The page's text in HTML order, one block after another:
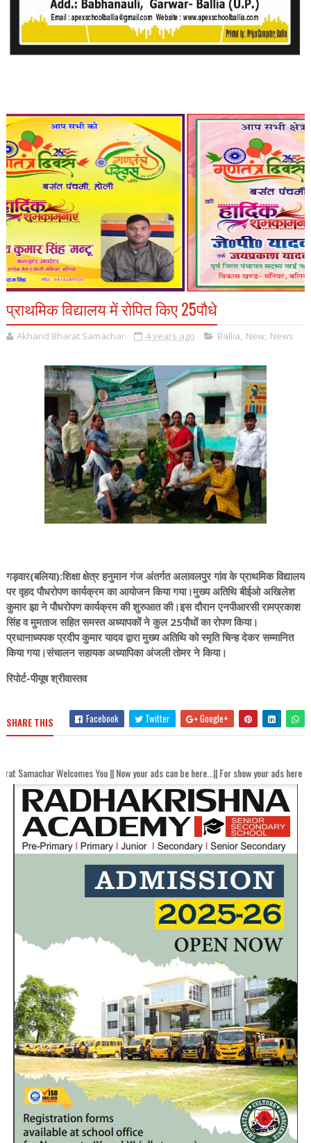
प्राथमिक विद्यालय में रोपित किए 25पौधे
Akhand Bharat Samachar 4 years ago Ballia, New, News
गड़वार(बलिया):शिक्षा क्षेत्र हनुमान गंज अंतर्गत अलावलपुर गांव के प्राथमिक विद्यालय
पर वृहद पौधरोपण कार्यक्रम का आयोजन किया गया।मुख्य अतिथि बीईओ अखिलेश
कुमार झा ने पौधरोपण कार्यक्रम की शुरुआत की।इस दौरान एनपीआरसी रामप्रकाश
सिंह व मुमताज सहित समस्त अध्यापकों ने कुल 25पौधों का रोपण किया।
प्रधानाध्यपक प्रदीप कुमार यादव द्वारा मुख्य अतिथि को स्मृति चिन्ह देकर सम्मानित
किया गया।संचालन सहायक अध्यापिका अंजली तोमर ने किया।
रिपोर्ट-पीयूष श्रीवास्तव
SHARE THIS Facebook Twitter Google+
You || Now your ads can be here...|| For show your ads here contact